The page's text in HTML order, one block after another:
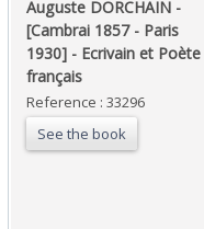
‎Auguste DORCHAIN -
[Cambrai 1857 - Paris
1930] - Ecrivain et Poète
français‎
Reference : 33296
See the book